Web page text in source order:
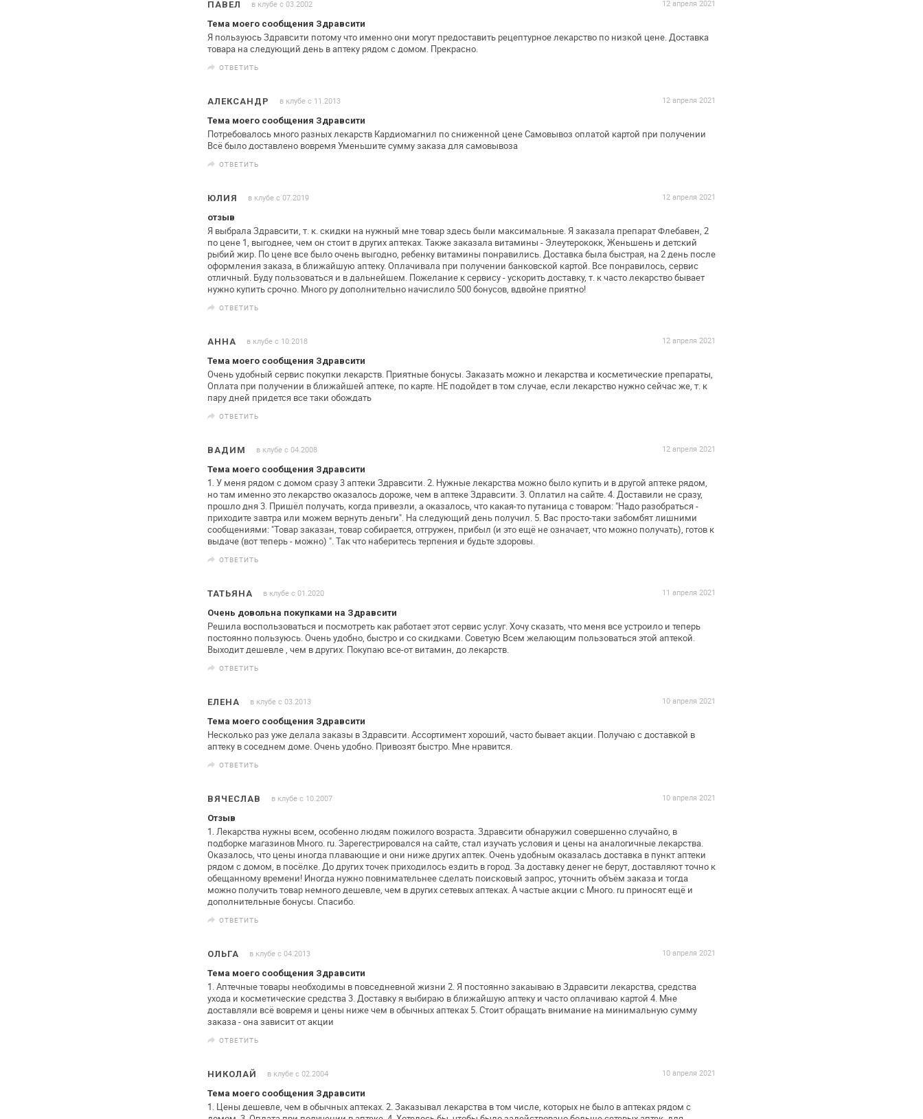
ПАВЕЛ в клубе с 03.2002
12 апреля 2021
Тема моего сообщения Здравсити
Я пользуюсь Здравсити потому что именно они могут предоставить рецептурное лекарство по низкой цене. Доставка
товара на следующий день в аптеку рядом с домом. Прекрасно.
ОТВЕТИТЬ
АЛЕКСАНДР в клубе с 11.2013
12 апреля 2021
Тема моего сообщения Здравсити
Потребовалось много разных лекарств Кардиомагнил по сниженной ценеСамовывоз оплатой картой при получении
Всё было доставлено вовремяУменьшите сумму заказа для самовывоза
ОТВЕТИТЬ
ЮЛИЯ в клубе с 07.2019
12 апреля 2021
отзыв
Я выбрала Здравсити, т. к. скидки на нужный мне товар здесьбыли максимальные. Я заказала препарат Флебавен, 2
по цене 1, выгоднее, чем он стоит в других аптеках. Также заказала витамины - Элеутерококк, Женьшень и детский
рыбий жир. По цене все было очень выгодно, ребенку витамины понравились.Доставка была быстрая, на 2 день после
оформления заказа, вближайшую аптеку. Оплачивала при получении банковской картой. Все понравилось, сервис
отличный. Буду пользоваться и в дальнейшем. Пожелание к сервису - ускорить доставку, т. к часто лекарство бывает
нужно купить срочно. Много рудополнительно начислило 500 бонусов, вдвойне приятно!
ОТВЕТИТЬ
АННА в клубе с 10.2018
12 апреля 2021
Тема моего сообщения Здравсити
Очень удобный сервис покупки лекарств. Приятные бонусы.Заказать можно и лекарства и косметические препараты,
Оплата при получении в ближайшей аптеке, по карте. НЕ подойдет втом случае, если лекарство нужно сейчас же, т. к
пару дней придется все таки обождать
ОТВЕТИТЬ
ВАДИМ в клубе с 04.2008
12 апреля 2021
Тема моего сообщения Здравсити
1. У меня рядом с домом сразу 3 аптеки Здравсити.2. Нужные лекарства можно было купить и в другой аптеке рядом,
но там именно это лекарство оказалось дороже, чем ваптеке Здравсити.3. Оплатил на сайте.4. Доставили не сразу,
прошло дня 3. Пришёл получать, когда привезли, а оказалось, что какая-то путаница с товаром:"Надо разобраться -
приходите завтра или можем вернутьденьги". На следующий день получил. 5. Вас просто-таки забомбят лишними
сообщениями: "Товарзаказан, товар собирается, отгружен, прибыл (и это ещё неозначает, что можно получать), готов к
выдаче (вот теперь - можно) ". Так что наберитесь терпения и будьте здоровы.
ОТВЕТИТЬ
ТАТЬЯНА в клубе с 01.2020
11 апреля 2021
Очень довольна покупками на Здравсити
Решила воспользоваться и посмотреть как работает этотсервис услуг. Хочу сказать, что меня все устроило и теперь
постоянно пользуюсь. Очень удобно, быстро и со скидками.Советую Всем желающим пользоваться этой аптекой.
Выходитдешевле , чем в других. Покупаю все-от витамин, до лекарств.
ОТВЕТИТЬ
ЕЛЕНА в клубе с 03.2013
10 апреля 2021
Тема моего сообщения Здравсити
Несколько раз уже делала заказы в Здравсити. Ассортиментхороший, часто бывает акции. Получаю с доставкой в
аптеку в соседнем доме. Очень удобно. Привозят быстро. Мне нравится.
ОТВЕТИТЬ
ВЯЧЕСЛАВ в клубе с 10.2007
10 апреля 2021
Отзыв
1. Лекарства нужны всем, особенно людям пожилого возраста.Здравсити обнаружил совершенно случайно, в
подборке магазинов Много. ru. Зарегестрировался на сайте, стал изучать условия и цены на аналогичные лекарства.
Оказалось, что цены иногда плавающие и они ниже других аптек. Оченьудобным оказалась доставка в пункт аптеки
рядом с домом, в посёлке. До других точек приходилось ездить в город. Задоставку денег не берут, доставляют точно к
обещанному времени! Иногда нужно повнимательнее сделать поисковый запрос, уточнить объём заказа и тогда
можно получить товар немного дешевле, чем в других сетевых аптеках. А частыеакции с Много. ru приносят ещё и
дополнительные бонусы.Спасибо.
ОТВЕТИТЬ
ОЛЬГА в клубе с 04.2013
10 апреля 2021
Тема моего сообщения Здравсити
1. Аптечные товары необходимы в повседневной жизни 2. Я постоянно закаываю в Здравсити лекарства, средства
ухода и косметические средства3. Доставку я выбираю в ближайшую аптеку и часто оплачиваю картой 4. Мне
доставляли всё вовремя и цены ниже чем в обычныхаптеках 5. Стоит обращать внимание на минимальную сумму
заказа - оназависит от акции
ОТВЕТИТЬ
НИКОЛАЙ в клубе с 02.2004
10 апреля 2021
Тема моего сообщения Здравсити
1. Цены дешевле, чем в обычных аптеках.2. Заказывал лекарства в том числе, которых не было ваптеках рядом с